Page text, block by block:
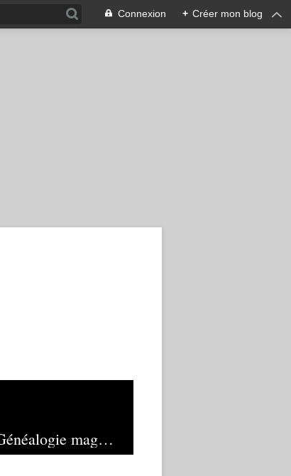
Connexion + Créer mon blog
Lancé en novembre 1982 et exploité depuis 2023 par la librairie de la Voûte, Généalogie magazine reste le seul mensuel français de généalogie